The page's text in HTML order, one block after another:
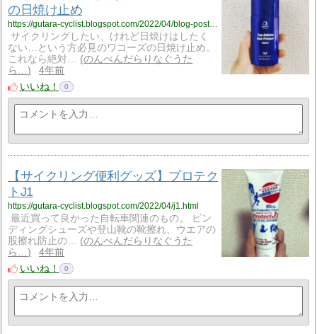
の日焼け止め
https://gutara-cyclist.blogspot.com/2022/04/blog-post_36.html
サイクリングしたい、けれど日焼けはしたく
ない…という方必見のワコーズの日焼け止め。
これなら絶対…
のんべんだらりなぐうた
ら…
4年前
いいね！
0
【サイクリング便利グッズ】プロテク
トJ1
https://gutara-cyclist.blogspot.com/2022/04/j1.html
最近買って良かった自転車関連のもの。 ビン
ディングシューズや登山靴の靴擦れ、ウエアの
股擦れ防止の…
のんべんだらりなぐうた
ら…
4年前
いいね！
0